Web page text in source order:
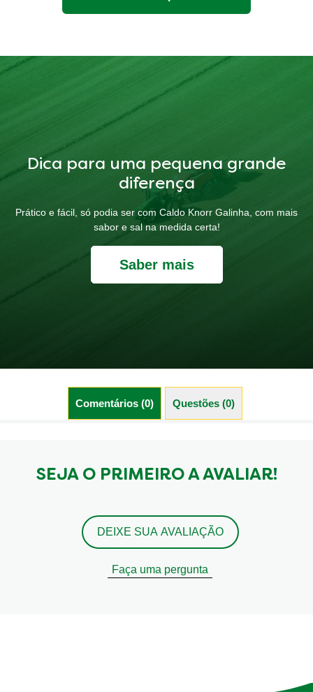
Dica para uma pequena grande
diferença
Prático e fácil, só podia ser com Caldo Knorr Galinha, com mais
sabor e sal na medida certa!
Saber mais
Comentários (0) Questões (0)
SEJA O PRIMEIRO A AVALIAR!
DEIXE SUA AVALIAÇÃO
Faça uma pergunta